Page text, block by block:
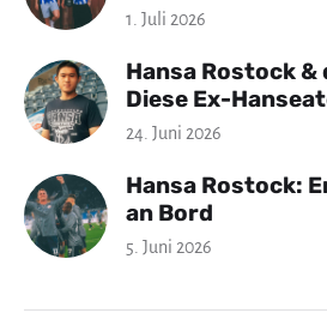
1. Juli 2026
Hansa Rostock &
Diese Ex-
24. Juni 2026
Hansa Rostock:
an Bord
5. Juni 2026